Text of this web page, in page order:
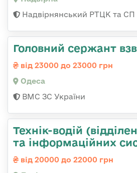
Надвірнянський РТЦК та СП
Головний сержант
від 23000 до 23000 грн
Одеса
ВМС ЗС України
Технік-водій
та інформаційних
від 20000 до 22000 грн